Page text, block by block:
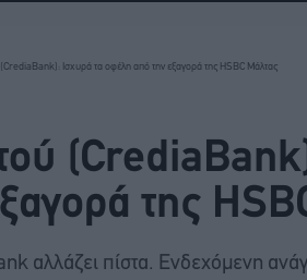
ΟΙΚΟΝΟΜΙΑ ΑΚΙΝΗΤΑ
(CrediaBank): Ισχυρά τα οφέλη από την εξαγορά της HSBC Μάλτας
της
αλλάζει πίστα. Ενδεχόμενη